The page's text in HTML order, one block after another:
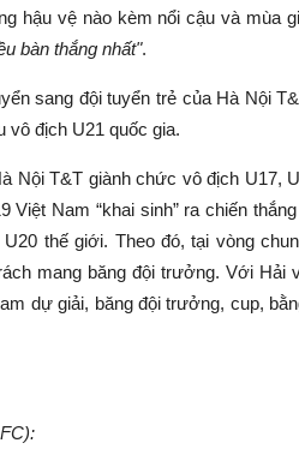
hậu vệ nào kèm nổi cậu và mùa
bàn thắng nhất".
sang đội tuyển trẻ của Hà Nội
vô địch U21 quốc gia.
Nội T&T giành chức vô địch U17,
Việt Nam “khai sinh” ra chiến
thế giới. Theo đó, tại vòng
mang băng đội trưởng. Với Hải
dự giải, băng đội trưởng, cup,